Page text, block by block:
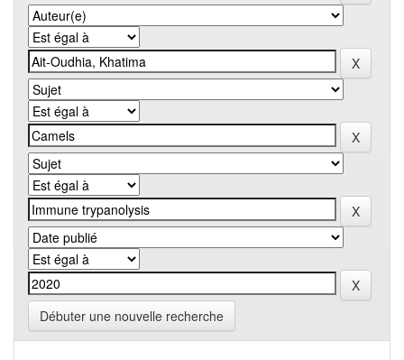
Débuter une nouvelle recherche